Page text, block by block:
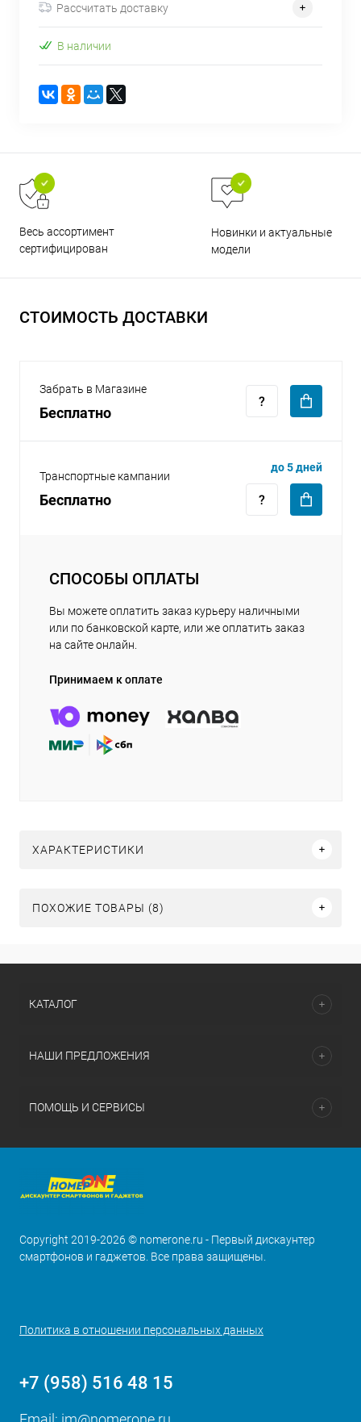
Рассчитать доставку
В наличии
Весь ассортимент
сертифицирован
Новинки и актуальные
модели
СТОИМОСТЬ ДОСТАВКИ
Забрать в Магазине
Бесплатно
Транспортные кампании
Бесплатно
до 5 дней
СПОСОБЫ ОПЛАТЫ
Вы можете оплатить заказ курьеру наличными
или по банковской карте, или же оплатить заказ
на сайте онлайн.
Принимаем к оплате
ХАРАКТЕРИСТИКИ
ПОХОЖИЕ ТОВАРЫ (8)
раз в 2 недели
8 800 302-02-51
КАТАЛОГ
НАШИ ПРЕДЛОЖЕНИЯ
ПОМОЩЬ И СЕРВИСЫ
Copyright 2019-2026 © nomerone.ru - Первый дискаунтер
смартфонов и гаджетов. Все права защищены.
Политика в отношении персональных данных
+7 (958) 516 48 15